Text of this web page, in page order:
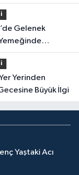
Büyük İlgi
Yaştaki Acı